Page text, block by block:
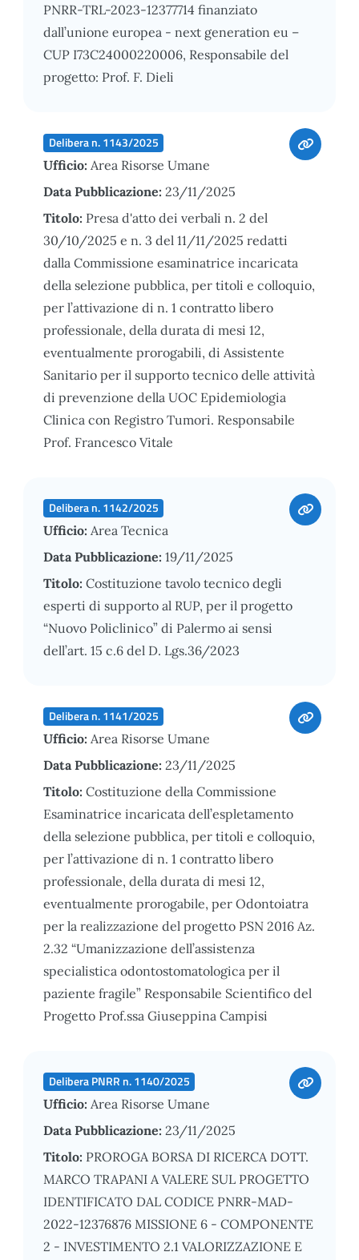
PNRR-TRL-2023-12377714 finanziato
dall’unione europea - next generation eu –
CUP I73C24000220006, Responsabile del
progetto: Prof. F. Dieli
Delibera n. 1143/2025
Ufficio: Area Risorse Umane
Data Pubblicazione: 23/11/2025
Titolo: Presa d'atto dei verbali n. 2 del
30/10/2025 e n. 3 del 11/11/2025 redatti
dalla Commissione esaminatrice incaricata
della selezione pubblica, per titoli e colloquio,
per l’attivazione di n. 1 contratto libero
professionale, della durata di mesi 12,
eventualmente prorogabili, di Assistente
Sanitario per il supporto tecnico delle attività
di prevenzione della UOC Epidemiologia
Clinica con Registro Tumori. Responsabile
Prof. Francesco Vitale
Delibera n. 1142/2025
Ufficio: Area Tecnica
Data Pubblicazione: 19/11/2025
Titolo: Costituzione tavolo tecnico degli
esperti di supporto al RUP, per il progetto
“Nuovo Policlinico” di Palermo ai sensi
dell’art. 15 c.6 del D. Lgs.36/2023
Delibera n. 1141/2025
Ufficio: Area Risorse Umane
Data Pubblicazione: 23/11/2025
Titolo: Costituzione della Commissione
Esaminatrice incaricata dell’espletamento
della selezione pubblica, per titoli e colloquio,
per l’attivazione di n. 1 contratto libero
professionale, della durata di mesi 12,
eventualmente prorogabile, per Odontoiatra
per la realizzazione del progetto PSN 2016 Az.
2.32 “Umanizzazione dell’assistenza
specialistica odontostomatologica per il
paziente fragile” Responsabile Scientifico del
Progetto Prof.ssa Giuseppina Campisi
Delibera PNRR n. 1140/2025
Ufficio: Area Risorse Umane
Data Pubblicazione: 23/11/2025
Titolo: PROROGA BORSA DI RICERCA DOTT.
MARCO TRAPANI A VALERE SUL PROGETTO
IDENTIFICATO DAL CODICE PNRR-MAD-
2022-12376876 MISSIONE 6 - COMPONENTE
2 - INVESTIMENTO 2.1 VALORIZZAZIONE E